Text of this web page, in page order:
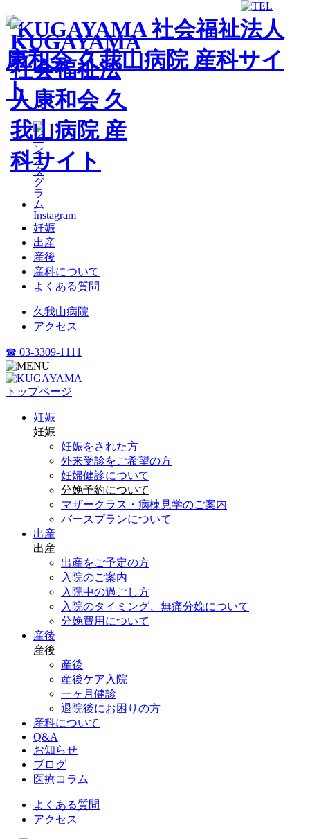
Instagram
妊娠
出産
産後
産科について
よくある質問
久我山病院
アクセス
☎ 03-3309-1111
トップページ
妊娠
妊娠
妊娠をされた方
外来受診をご希望の方
妊婦健診について
分娩予約について
マザークラス・病棟見学のご案内
バースプランについて
出産
出産
出産をご予定の方
入院のご案内
入院中の過ごし方
入院のタイミング、無痛分娩について
分娩費用について
産後
産後
産後
産後ケア入院
一ヶ月健診
退院後にお困りの方
産科について
Q&A
お知らせ
ブログ
医療コラム
よくある質問
アクセス